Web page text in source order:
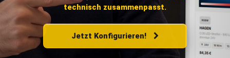
technisch zusammenpasst.
Jetzt Konfigurieren!